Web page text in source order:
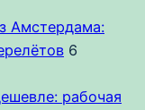
Амстердама:
6
рабочая